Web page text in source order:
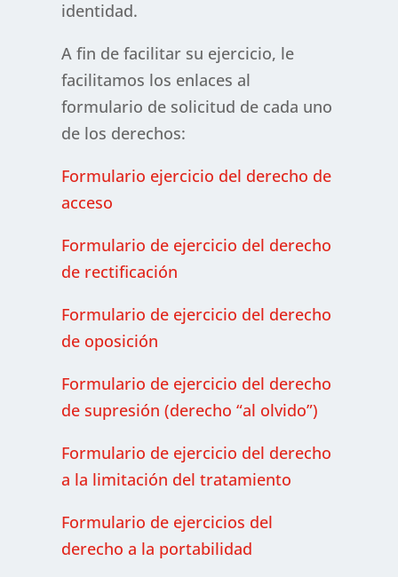
identidad.
A fin de facilitar su ejercicio, le
facilitamos los enlaces al
formulario de solicitud de cada uno
de los derechos:
Formulario ejercicio del derecho de
acceso
Formulario de ejercicio del derecho
de rectificación
Formulario de ejercicio del derecho
de oposición
Formulario de ejercicio del derecho
de supresión (derecho “al olvido”)
Formulario de ejercicio del derecho
a la limitación del tratamiento
Formulario de ejercicios del
derecho a la portabilidad